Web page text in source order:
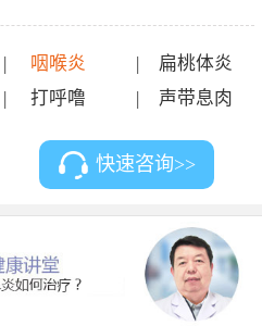
| 咽喉炎 |
扁桃体炎
打呼噜 声带息肉
快速咨询>>